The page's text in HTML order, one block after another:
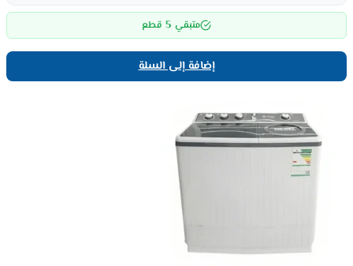
متبقي 5 قطع
إضافة إلى السلة